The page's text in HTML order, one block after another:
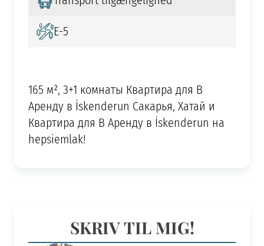
E-5
165 м², 3+1 комнаты Квартира для В
Аренду в İskenderun Сакарья, Хатай и
Квартира для В Аренду в İskenderun на
hepsiemlak!
SKRIV TIL MIG!